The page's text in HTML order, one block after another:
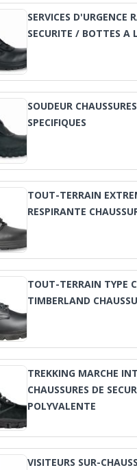
SERVICES D'URGENCE
SECURITE / BOTTES A
SOUDEUR
SPECIFIQUES
TOUT-TERRAIN
RESPIRANTE
TOUT-TERRAIN TYPE
TIMBERLAND
TREKKING MARCHE
CHAUSSURES DE
POLYVALENTE
VISITEURS SUR-